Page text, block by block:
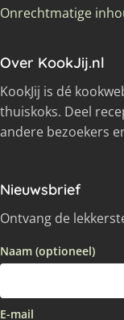
Onrechtmatige
Over KookJij.nl
KookJij is dé
thuiskoks. Deel
andere bezoekers
Nieuwsbrief
Ontvang de
Naam (optioneel)
E-mail